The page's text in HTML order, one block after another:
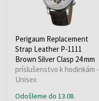
Perigaum Replacement
Strap Leather P-1111
Brown Silver Clasp 24 mm
príslušenstvo k hodinkám -
Unisex
Odošleme do 13.08.